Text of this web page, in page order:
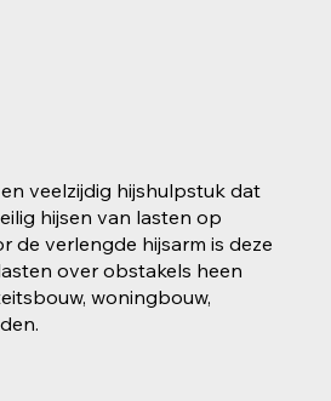
veelzijdig hijshulpstuk dat
hijsen van lasten op
de verlengde hijsarm is deze
over obstakels heen
woningbouw,